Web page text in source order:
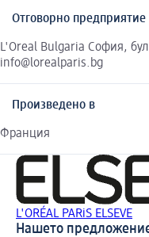
Отговорно предприятие
L'Oreal Bulgaria София,
info@lorealparis.bg
Произведено в
Франция
L'ORÉAL PARiS ELSEVE
Нашето